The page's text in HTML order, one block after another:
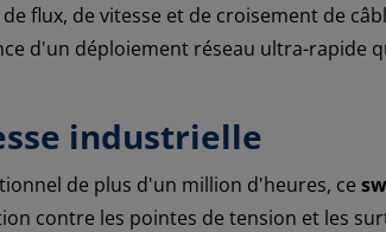
flux, de vitesse et de croisement de
d'un déploiement réseau ultra-
industrielle
de plus d'un million d'heures, ce
contre les pointes de tension et les